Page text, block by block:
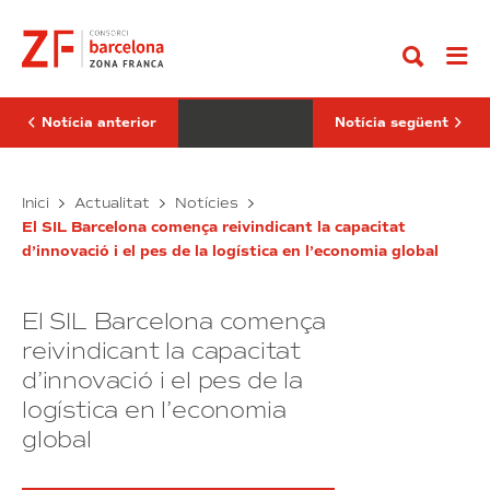
contingut
per
al
SIL
demà
comença
sector
de
la
logística
Notícia anterior
Transporte
Sostenible,
Óscar
la
Logística
del
Notícia següent
Inici Actualitat Notícies
El SIL Barcelona comença reivindicant la capacitat
d’innovació i el pes de la logística en l’economia global
El SIL Barcelona comença
reivindicant la capacitat
d’innovació i el pes de la
logística en l’economia
global
enrere
per
al
demà
comença
gran
cita
del
sector
de
Transporte